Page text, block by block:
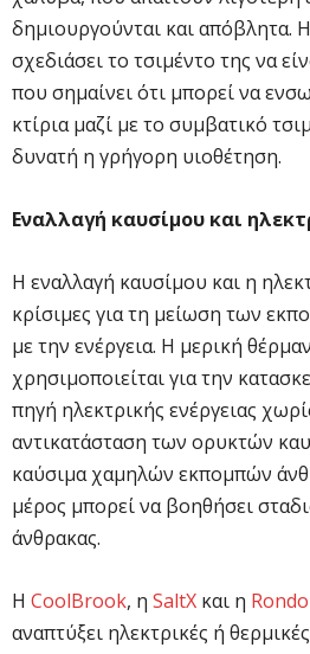
δημιουργούνται και απόβλητα. Η
σχεδιάσει το τσιμέντο της να
που σημαίνει ότι μπορεί να
κτίρια μαζί με το συμβατικό
δυνατή η γρήγορη υιοθέτηση.
Εναλλαγή καυσίμου και
Η εναλλαγή καυσίμου και η
κρίσιμες για τη μείωση των
με την ενέργεια. Η μερική
χρησιμοποιείται για την
πηγή ηλεκτρικής ενέργειας
αντικατάσταση των ορυκτών
καύσιμα χαμηλών εκπομπών
μέρος μπορεί να βοηθήσει
άνθρακας.
Η CoolBrook, η SaltX και η
αναπτύξει ηλεκτρικές ή